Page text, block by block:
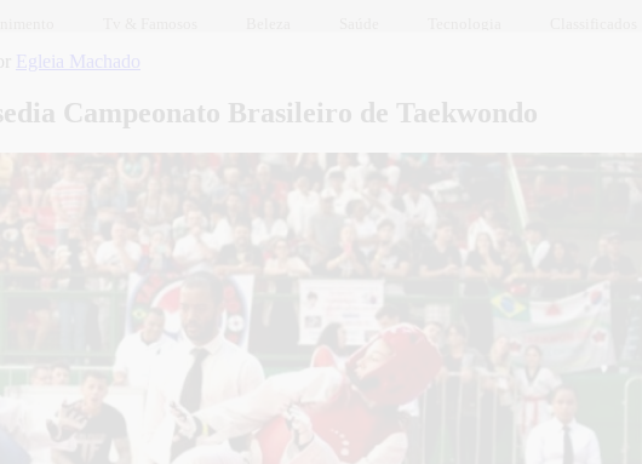
Egleia Machado
Campeonato Brasileiro de Taekwondo